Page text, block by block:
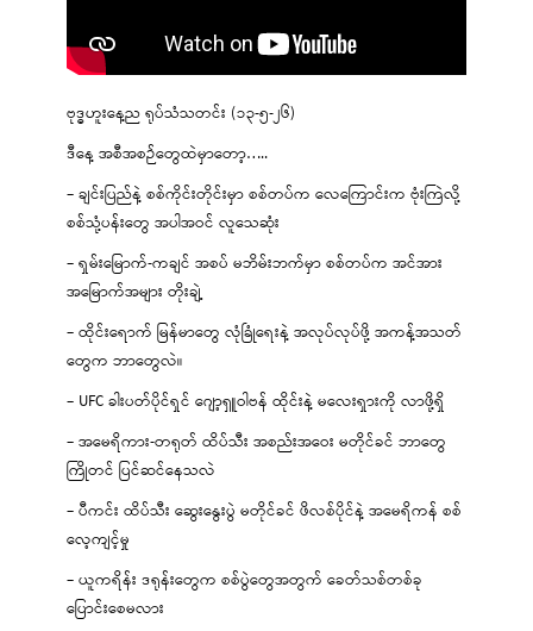
ဗုဒ္ဓဟူးနေ့ည ရုပ်သံသတင်း (၁၃-၅-၂၆)
ဒီနေ့ အစီအစဉ်တွေထဲမှာတော့…..
– ချင်းပြည်နဲ့ စစ်ကိုင်းတိုင်းမှာ စစ်တပ်က လေကြောင်းက ဗုံးကြဲလို့
စစ်သုံ့ပန်းတွေ အပါအဝင် လူသေဆုံး
– ရှမ်းမြောက်-ကချင် အစပ် မဘိမ်းဘက်မှာ စစ်တပ်က အင်အား
အမြောက်အများ တိုးချဲ့
– ထိုင်းရောက် မြန်မာတွေ လုံခြုံရေးနဲ့ အလုပ်လုပ်ဖို့ အကန့်အသတ်
တွေက ဘာတွေလဲ။
– UFC ခါးပတ်ပိုင်ရှင် ဂျော့ရှူဝါဗန် ထိုင်းနဲ့ မလေးရှားကို လာဖို့ရှိ
– အမေရိကား-တရုတ် ထိပ်သီး အစည်းအဝေး မတိုင်ခင် ဘာတွေ
ကြိုတင် ပြင်ဆင်နေသလဲ
– ပီကင်း ထိပ်သီး ဆွေးနွေးပွဲ မတိုင်ခင် ဖိလစ်ပိုင်နဲ့ အမေရိကန် စစ်
လေ့ကျင့်မှု
– ယူကရိန်း ဒရုန်းတွေက စစ်ပွဲတွေအတွက် ခေတ်သစ်တစ်ခု
ပြောင်းစေမလား